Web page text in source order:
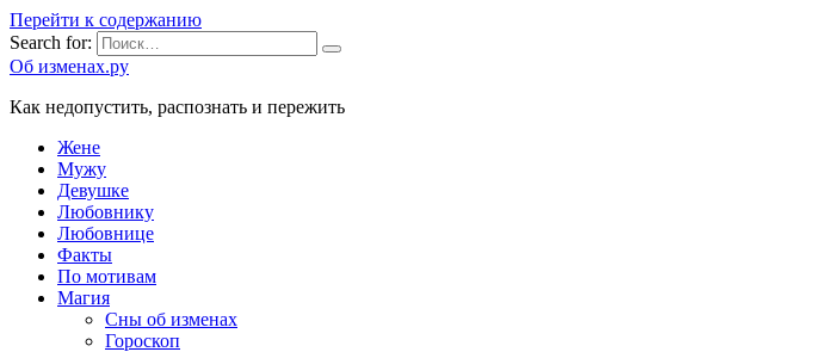
Перейти к содержанию
Search for:
Об изменах.ру
Как недопустить, распознать и пережить
Жене
Мужу
Девушке
Любовнику
Любовнице
Факты
По мотивам
Магия
Сны об изменах
Гороскоп